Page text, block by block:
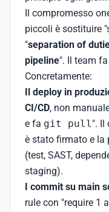
Il compromesso
piccoli è sostituire
"separation of
pipeline". Il team
Concretamente:
Il deploy in
CI/CD, non
e fa git pull". Il
è stato firmato e la
(test, SAST,
staging).
I commit su main
rule con "require 1